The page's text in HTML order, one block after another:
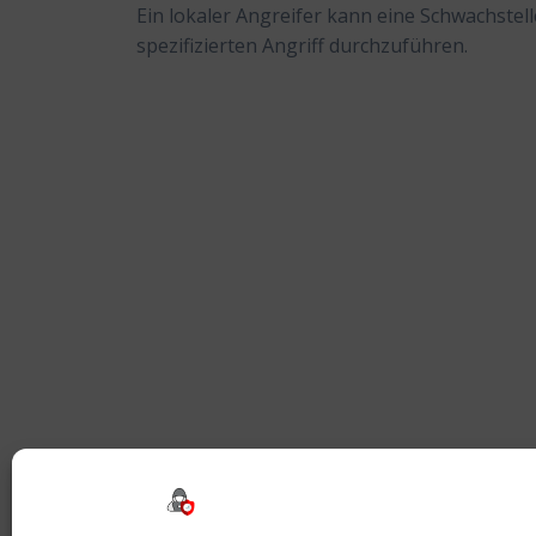
Ein lokaler Angreifer kann eine
spezifizierten Angriff durchzuführen.